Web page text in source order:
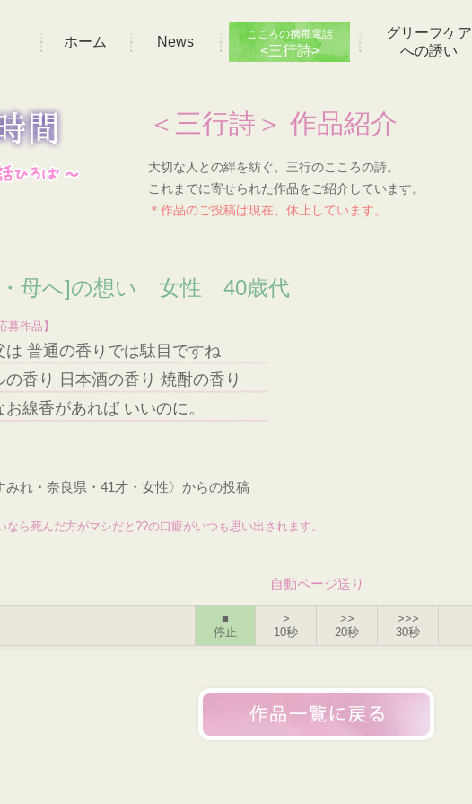
ホーム News こころの携帯電話
<三行詩>
グリーフケア
への誘い
＜三行詩＞ 作品紹介
大切な人との絆を紡ぐ、三行のこころの詩。
これまでに寄せられた作品をご紹介しています。
＊作品のご投稿は現在、休止しています。
母へ]の想い 女性 40歳代
募作品】
は 普通の香りでは駄目ですね
の香り 日本酒の香り 焼酎の香り
お線香があれば いいのに。
みれ・奈良県・41才・女性〉からの投稿
なら死んだ方がマシだと??の口癖がいつも思い出されます。
自動ページ送り
■
停止
>
10秒
>>
20秒
>>>
30秒